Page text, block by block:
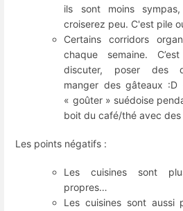
ils sont moins
croiserez peu. C'est pile
Certains corridors
chaque semaine.
discuter, poser des
manger des gâteaux :D
« goûter » suédoise
boit du café/thé avec
Les points négatifs :
Les cuisines sont
propres…
Les cuisines sont aussi